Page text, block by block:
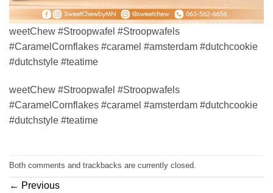
weetChew #Stroopwafel #Stroopwafels
#CaramelCornflakes #caramel #amsterdam #dutchcookie
#dutchstyle #teatime
weetChew #Stroopwafel #Stroopwafels
#CaramelCornflakes #caramel #amsterdam #dutchcookie
#dutchstyle #teatime
Both comments and trackbacks are currently closed.
← Previous